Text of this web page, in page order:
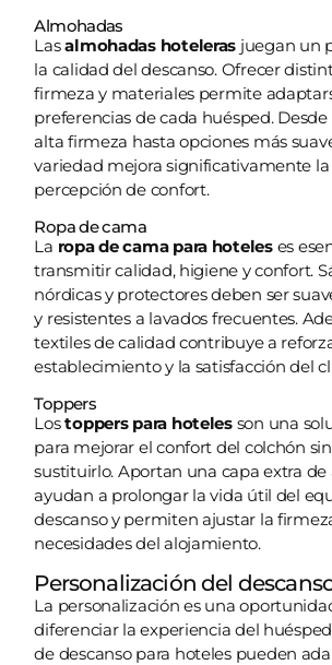
Almohadas
Lasalmohadas hoteleras juegan un
la calidad del descanso. Ofrecer
firmeza y materiales permite
preferencias de cada huésped.
alta firmeza hasta opciones más
variedad mejora significativamente la
percepción de confort.
Ropa de cama
La ropa de cama para hoteleses
transmitir calidad, higiene y confort.
nórdicas y protectores deben ser
y resistentes a lavados frecuentes.
textiles de calidad contribuye a
establecimiento y la satisfacción del
Toppers
Lostoppers para hotelesson una
para mejorar el confort del colchón
sustituirlo. Aportan una capa extra
ayudan a prolongar la vida útil del
descanso y permiten ajustar la
necesidades del alojamiento.
Personalización del
La personalización es una
diferenciar la experiencia del
de descanso para hoteles pueden